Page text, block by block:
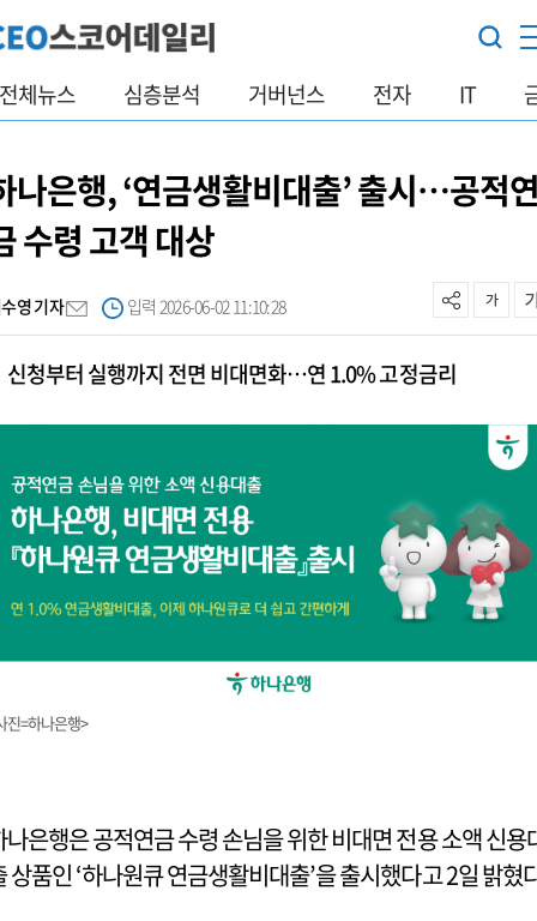
전체뉴스 심층분석 거버넌스 전자 IT
나은행, ‘연금생활비대출’ 출시…공적연
수령 고객 대상
영 기자 입력 2026-06-02 11:10:28
신청부터 실행까지 전면 비대면화…연 1.0% 고정금리
진=하나은행>
나은행은 공적연금 수령 손님을 위한 비대면 전용 소액 신용
상품인 ‘하나원큐 연금생활비대출’을 출시했다고 2일 밝혔